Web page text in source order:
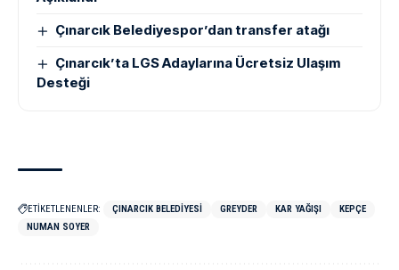
Çınarcık Belediyespor’dan transfer atağı
Çınarcık’ta LGS Adaylarına Ücretsiz Ulaşım
Desteği
ETİKETLENENLER: ÇINARCIK BELEDIYESI GREYDER KAR YAĞIŞI
KEPÇE
NUMAN SOYER